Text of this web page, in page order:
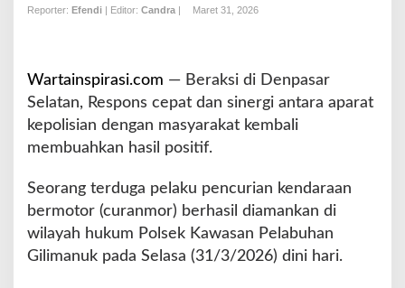
i
e
n
p
s
r
S
e
a
Reporter: Efendi | Editor: Candra | Maret 31, 2026
Wartainspirasi.com — Beraksi di Denpasar
Selatan, Respons cepat dan sinergi antara aparat
kepolisian dengan masyarakat kembali
membuahkan hasil positif.
Seorang terduga pelaku pencurian kendaraan
bermotor (curanmor) berhasil diamankan di
wilayah hukum Polsek Kawasan Pelabuhan
Gilimanuk pada Selasa (31/3/2026) dini hari.